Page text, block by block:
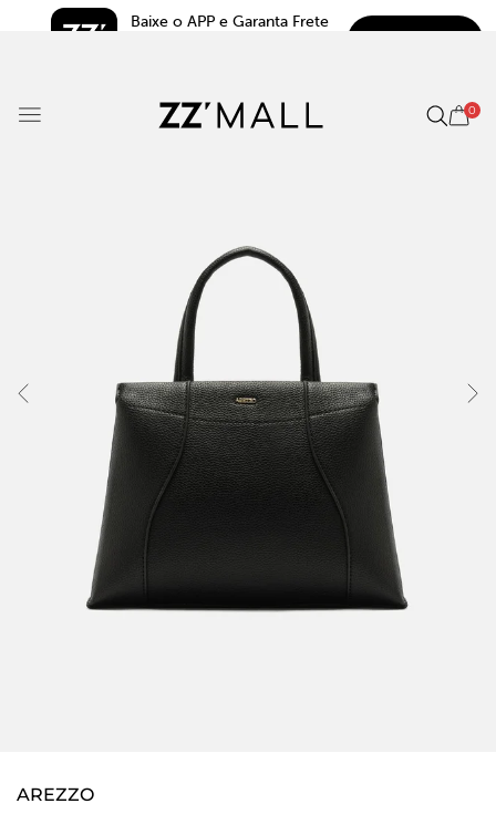
Baixe o APP e Garanta Frete
0
AREZZO